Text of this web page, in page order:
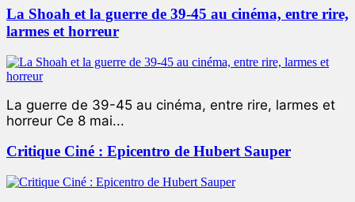
La Shoah et la guerre de 39-45 au cinéma, entre rire,
larmes et horreur
La guerre de 39-45 au cinéma, entre rire, larmes et
horreur Ce 8 mai...
Critique Ciné : Epicentro de Hubert Sauper